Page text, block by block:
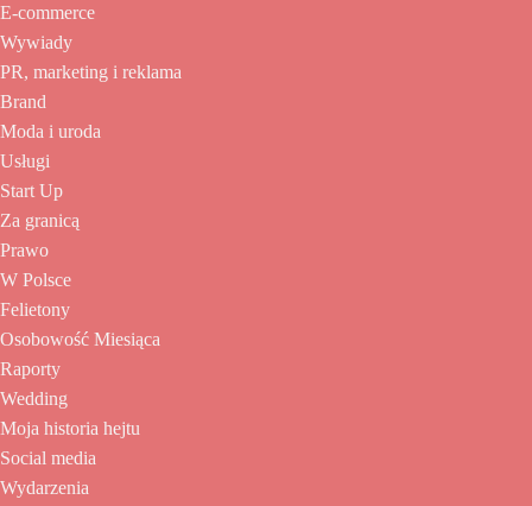
E-commerce
Wywiady
PR, marketing i reklama
Brand
Moda i uroda
Usługi
Start Up
Za granicą
Prawo
W Polsce
Felietony
Osobowość Miesiąca
Raporty
Wedding
Moja historia hejtu
Social media
Wydarzenia